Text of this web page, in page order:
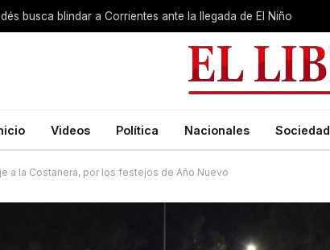
busca blindar a Corrientes ante la llegada de El Niño
Videos Política Nacionales Sociedad
a la Costanera, por los festejos de Año Nuevo